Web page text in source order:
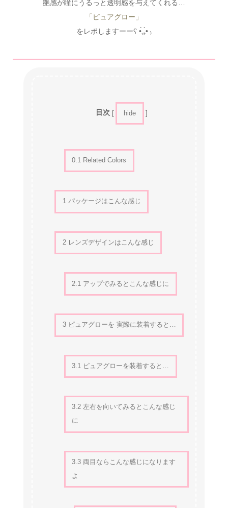
艶感が瞳にうるっと透明感を与えてくれる…
「ピュアグロー」
をレポしますーーʕ •́؈•̀ ₎
目次 [ hide ]
0.1 Related Colors
1パッケージはこんな感じ
2レンズデザインはこんな感じ
2.1 アップでみるとこんな感じに
3ピュアグローを 実際に装着すると…
3.1 ピュアグローを装着すると…
3.2 左右を向いてみるとこんな感じ
に
3.3 両目ならこんな感じになります
よ